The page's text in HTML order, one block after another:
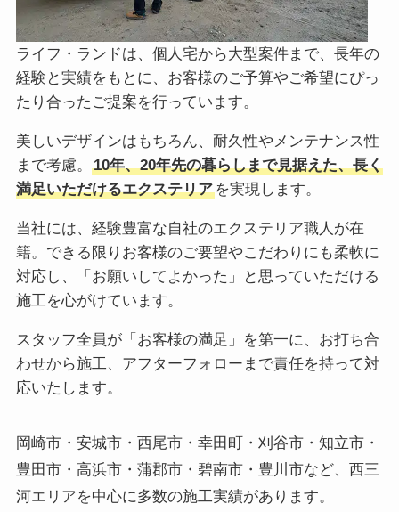
ライフ・ランドは、個人宅から大型案件まで、長年の
経験と実績をもとに、お客様のご予算やご希望にぴっ
たり合ったご提案を行っています。
美しいデザインはもちろん、耐久性やメンテナンス性
まで考慮。
10年、20年先の暮らしまで見据えた、長く
満足いただけるエクステリアを実現します。
当社には、経験豊富な自社のエクステリア職人が在
籍。できる限りお客様のご要望やこだわりにも柔軟に
対応し、「お願いしてよかった」と思っていただける
施工を心がけています。
スタッフ全員が「お客様の満足」を第一に、お打ち合
わせから施工、アフターフォローまで責任を持って対
応いたします。
岡崎市・安城市・西尾市・幸田町・刈谷市・知立市・
豊田市・高浜市・蒲郡市・碧南市・豊川市など、西三
河エリアを中心に多数の施工実績があります。